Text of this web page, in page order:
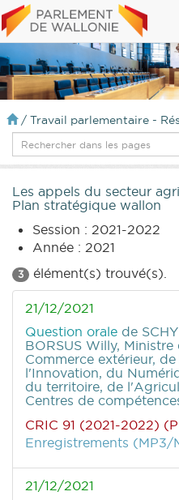
/ Travail parlementaire -
Les appels du secteur
Plan stratégique wallon
Session : 2021-2022
Année : 2021
3 élément(s) trouvé(s).
21/12/2021
Question orale de
BORSUS Willy,
Commerce extérieur,
l'Innovation, du
du territoire, de
Centres de
CRIC 91 (2021-2022)
Enregistrements (MP3/
21/12/2021